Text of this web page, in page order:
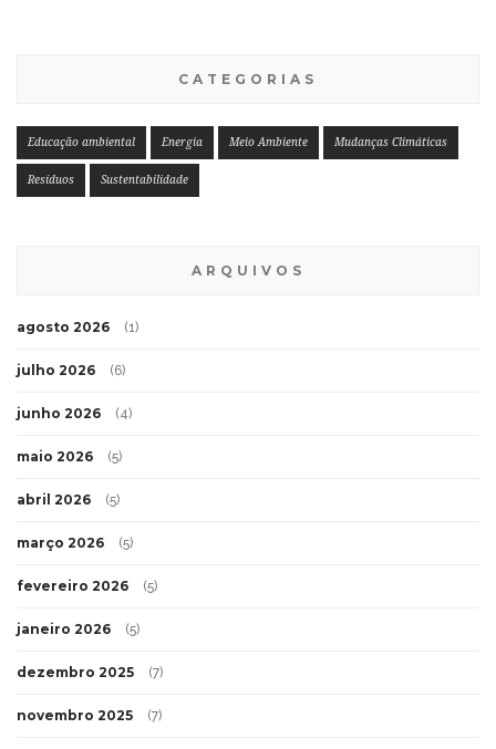
CATEGORIAS
Educação ambiental Energia Meio Ambiente Mudanças Climáticas
Resíduos Sustentabilidade
ARQUIVOS
agosto 2026 (1)
julho 2026 (6)
junho 2026 (4)
maio 2026 (5)
abril 2026 (5)
março 2026 (5)
fevereiro 2026 (5)
janeiro 2026 (5)
dezembro 2025 (7)
novembro 2025 (7)